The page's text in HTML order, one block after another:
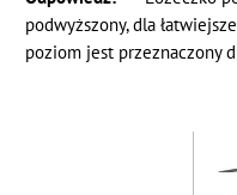
podwyższony, dla
poziom jest przeznaczony